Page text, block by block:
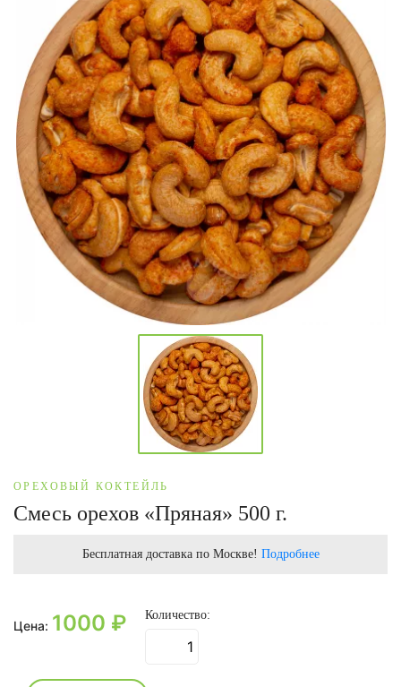
ОРЕХОВЫЙ КОКТЕЙЛЬ
Смесь орехов «Пряная» 500 г.
Бесплатная доставка по Москве! Подробнее
Цена: 1000 ₽ Количество: